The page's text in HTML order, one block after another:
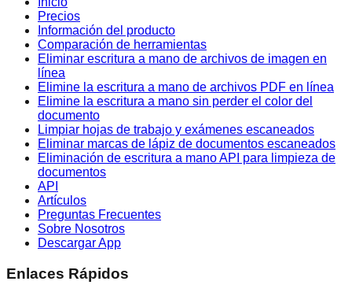
Precios
Información del producto
Comparación de herramientas
Eliminar escritura a mano de archivos de imagen en
línea
Elimine la escritura a mano de archivos PDF en línea
Elimine la escritura a mano sin perder el color del
documento
Limpiar hojas de trabajo y exámenes escaneados
Eliminar marcas de lápiz de documentos escaneados
Eliminación de escritura a mano API para limpieza de
documentos
API
Artículos
Preguntas Frecuentes
Sobre Nosotros
Descargar App
Enlaces Rápidos